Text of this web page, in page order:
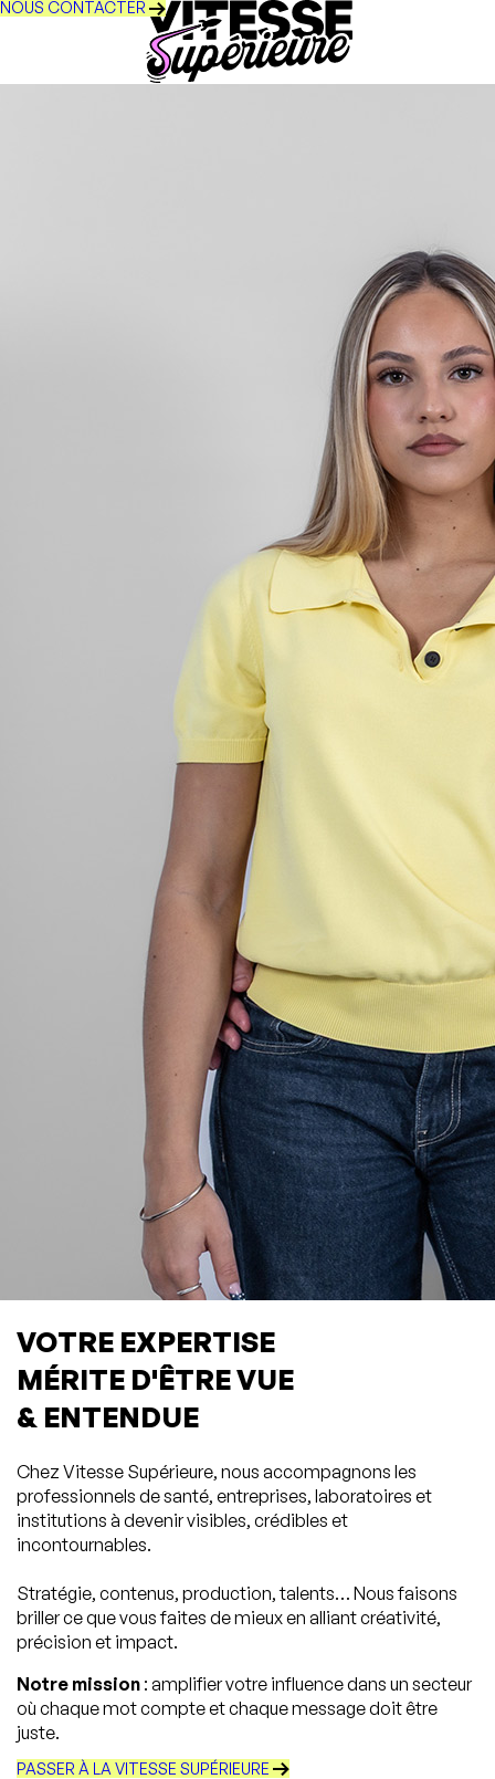
NOUS CONTACTER
VOTRE EXPERTISE
MÉRITE D'ÊTRE VUE
& ENTENDUE
Chez Vitesse Supérieure, nous accompagnons les
professionnels de santé, entreprises, laboratoires et
institutions à devenir visibles, crédibles et
incontournables.
Stratégie, contenus, production, talents… Nous faisons
briller ce que vous faites de mieux en alliant créativité,
précision et impact.
Notre mission : amplifier votre influence dans un secteur
où chaque mot compte et chaque message doit être
juste.
PASSER À LA VITESSE SUPÉRIEURE